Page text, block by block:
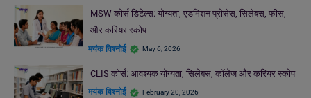
MSW कोर्स डिटेल्स: योग्यता, एडमिशन प्रोसेस, सिलेबस, फीस,
और करियर स्कोप
मयंक विश्नोई May 6, 2026
CLIS कोर्स: आवश्यक योग्यता, सिलेबस, कॉलेज और करियर स्कोप
मयंक विश्नोई February 20, 2026